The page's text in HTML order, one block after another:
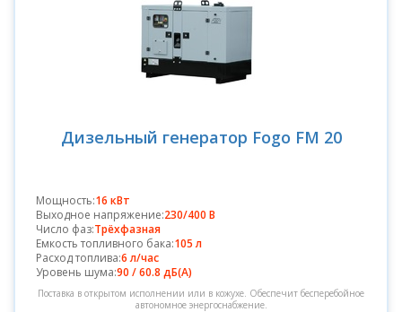
Дизельный генератор Fogo FM 20
Мощность:16 кВт
Выходное напряжение:230/400 В
Число фаз:Трёхфазная
Емкость топливного бака:105 л
Расход топлива:6 л/час
Уровень шума:90 / 60.8 дБ(А)
Поставка в открытом исполнении или в кожухе. Обеспечит бесперебойное
автономное энергоснабжение.